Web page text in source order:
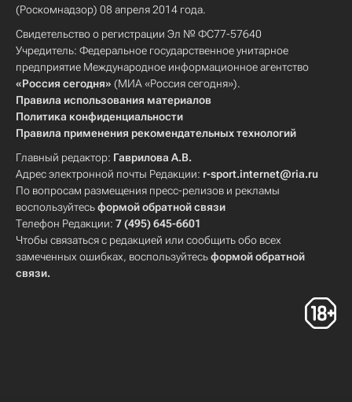
(Роскомнадзор) 08 апреля 2014 года.
Свидетельство о регистрации Эл № ФС77-57640
Учредитель: Федеральное государственное унитарное
предприятие Международное информационное агентство
«Россия сегодня» (МИА «Россия сегодня»).
Правила использования материалов
Политика конфиденциальности
Правила применения рекомендательных технологий
Главный редактор: Гаврилова А.В.
Адрес электронной почты Редакции: r-sport.internet@ria.ru
По вопросам размещения пресс-релизов и рекламы
воспользуйтесьформой обратной связи
Телефон Редакции: 7 (495) 645-6601
Чтобы связаться с редакцией или сообщить обо всех
замеченных ошибках, воспользуйтесьформой обратной
связи.